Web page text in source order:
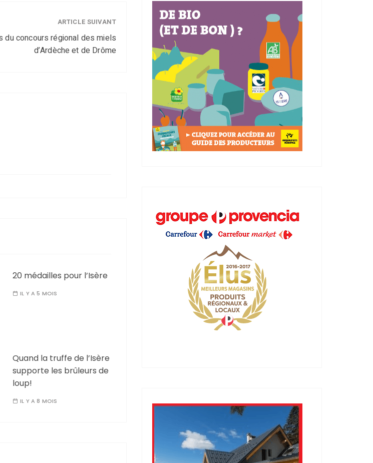
ARTICLE SUIVANT
du concours régional des miels
d’Ardèche et de Drôme
20 médailles pour l’Isère
IL Y A 5 MOIS
Quand la truffe de l’Isère
supporte les brûleurs de
loup!
IL Y A 8 MOIS